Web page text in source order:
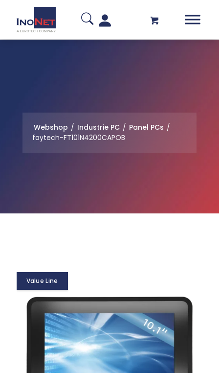
Webshop / Industrie PC / Panel PCs /
faytech-FT101N4200CAPOB
Value Line